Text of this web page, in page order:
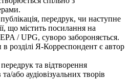
передрук, чи наступне
що містить посилання на
/ UPG, суворо забороняється.
розділі Я-Корреспондент є автор
та відтворення
або аудіовізуальних творів